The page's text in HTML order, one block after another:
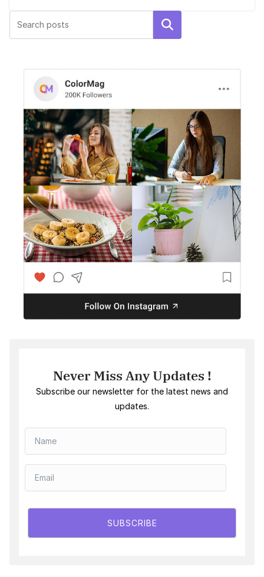
Rechercher
Never Miss Any Updates !
Subscribe our newsletter for the latest news and
updates.
SUBSCRIBE